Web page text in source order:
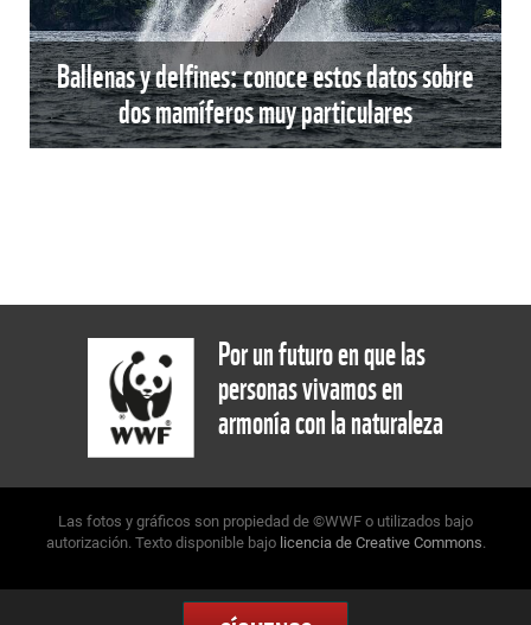
Ballenas y delfines: conoce estos datos sobre
dos mamíferos muy particulares
Por un futuro en que las
personas vivamos en
armonía con la naturaleza
Las fotos y gráficos son propiedad de ©WWF o utilizados bajo
autorización. Texto disponible bajo licencia de Creative Commons.